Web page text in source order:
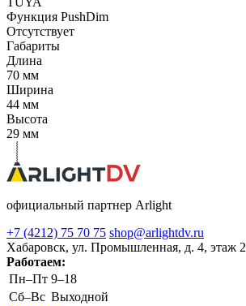
Функция PushDim
Отсутствует
Габариты
Длина
70 мм
Ширина
44 мм
Высота
29 мм
официальный партнер Arlight
+7 (4212) 75 70 75 shop@arlightdv.ru
Хабаровск, ул. Промышленная, д. 4, этаж 2
Работаем:
Пн–Пт 9–18
Cб–Вс Выходной